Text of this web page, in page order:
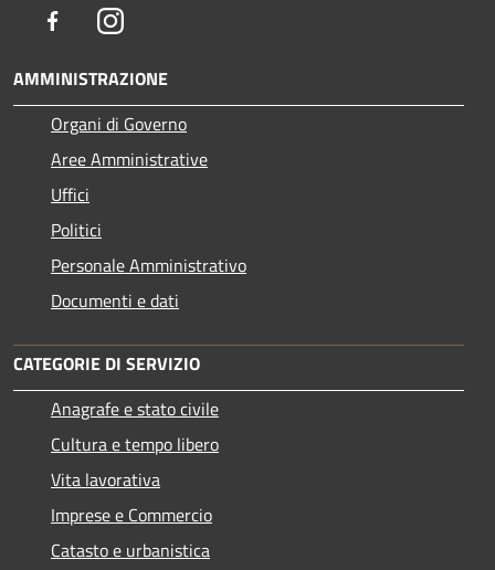
FacebookInstagram
AMMINISTRAZIONE
Organi di Governo
Aree Amministrative
Uffici
Politici
Personale Amministrativo
Documenti e dati
CATEGORIE DI SERVIZIO
Anagrafe e stato civile
Cultura e tempo libero
Vita lavorativa
Imprese e Commercio
Catasto e urbanistica